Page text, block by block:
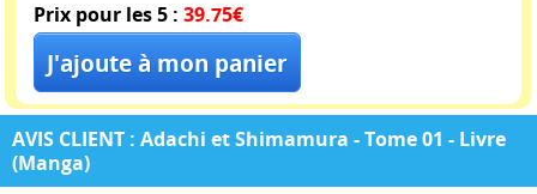
Prix pour les 5 : 39.75€
AVIS CLIENT : Adachi et Shimamura - Tome 01 - Livre
(Manga)